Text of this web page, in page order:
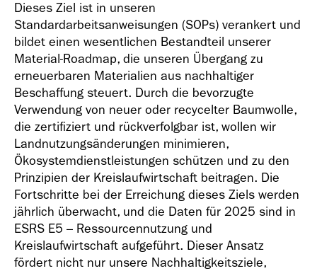
Dieses Ziel ist in unseren
Standardarbeitsanweisungen (SOPs) verankert und
bildet einen wesentlichen Bestandteil unserer
Material-Roadmap, die unseren Übergang zu
erneuerbaren Materialien aus nachhaltiger
Beschaffung steuert. Durch die bevorzugte
Verwendung von neuer oder recycelter Baumwolle,
die zertifiziert und rückverfolgbar ist, wollen wir
Landnutzungsänderungen minimieren,
Ökosystemdienstleistungen schützen und zu den
Prinzipien der Kreislaufwirtschaft beitragen. Die
Fortschritte bei der Erreichung dieses Ziels werden
jährlich überwacht, und die Daten für 2025 sind in
ESRS E5 – Ressourcennutzung und
Kreislaufwirtschaft aufgeführt. Dieser Ansatz
fördert nicht nur unsere Nachhaltigkeitsziele,